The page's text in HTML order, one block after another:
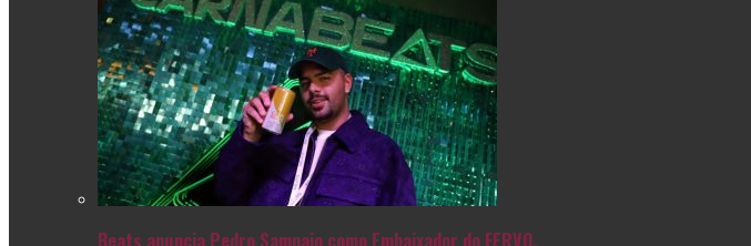
Beats anuncia Pedro Sampaio como Embaixador do FERVO.